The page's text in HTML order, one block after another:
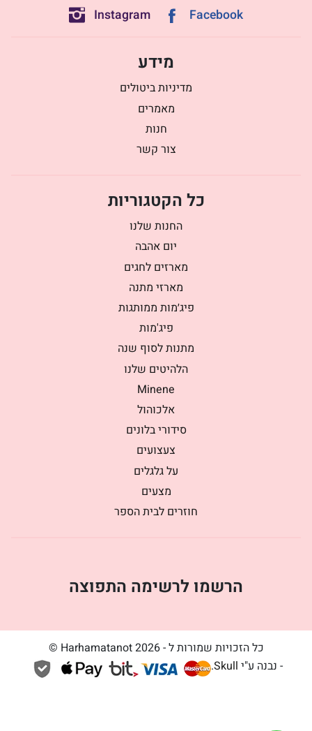
Facebook
Instagram
מידע
מדיניות ביטולים
מאמרים
חנות
צור קשר
כל הקטגוריות
החנות שלנו
יום אהבה
מארזים לחגים
מארזי מתנה
פיג׳מות ממותגות
פיג'מות
מתנות לסוף שנה
הלהיטים שלנו
Minene
אלכוהול
סידורי בלונים
צעצועים
על גלגלים
מצעים
חוזרים לבית הספר
הרשמו לרשימה התפוצה
כל הזכויות שמורות ל - Harhamatanot 2026 ©
- נבנה ע"י Skull
.